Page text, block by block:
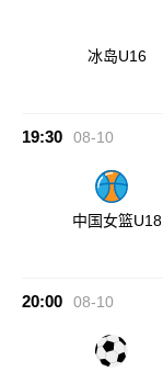
冰岛U16
19:30 08-10
中国女篮U18
20:00 08-10